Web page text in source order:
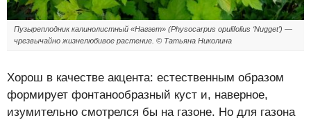
Пузыреплодник калинолистный «Наггет» (Physocarpus opulifolius ‘Nugget’) —
чрезвычайно жизнелюбивое растение. © Татьяна Николина
Хорош в качестве акцента: естественным образом
формирует фонтанообразный куст и, наверное,
изумительно смотрелся бы на газоне. Но для газона